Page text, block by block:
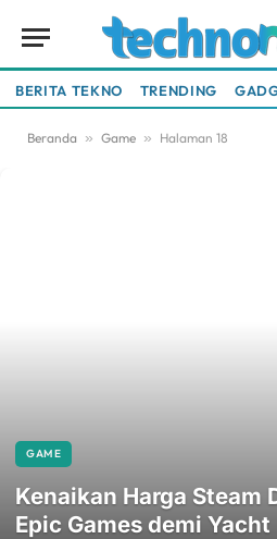
BERITA TEKNO TRENDING
Beranda » Game » Halaman 18
GAME
Kenaikan Harga Steam
Epic Games demi Yacht